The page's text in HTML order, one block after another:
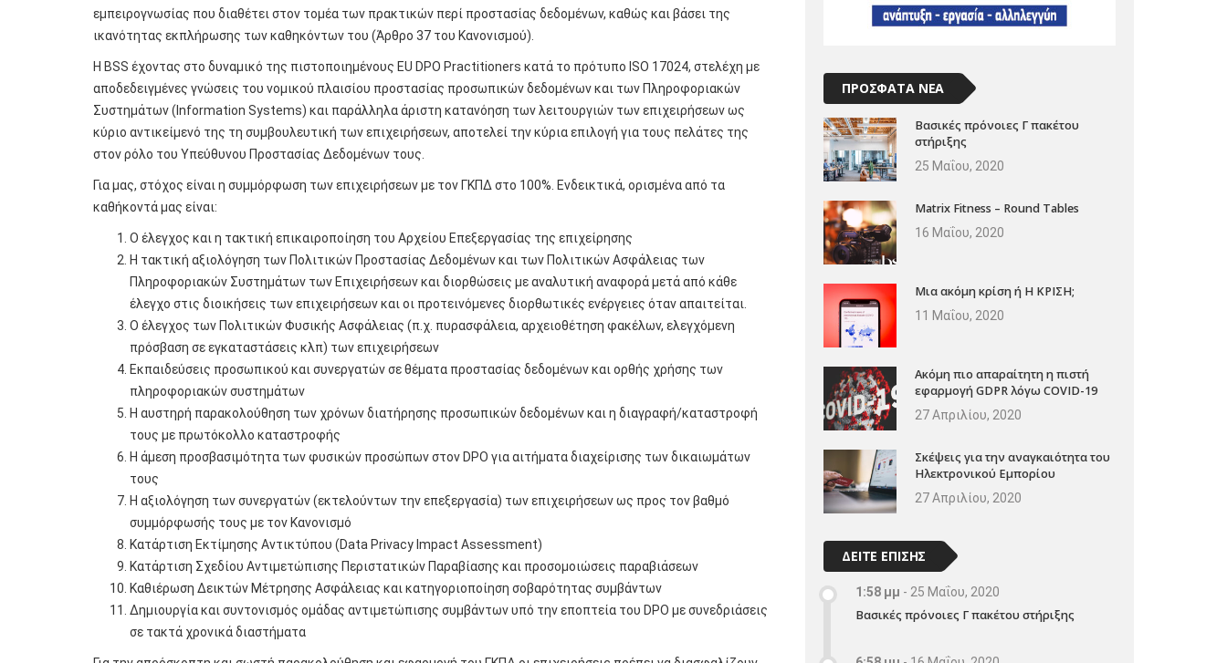
εμπειρογνωσίας που διαθέτει στον τομέα των πρακτικών περί προστασίας δεδομένων, καθώς και βάσει της
ικανότητας εκπλήρωσης των καθηκόντων του (Άρθρο 37 του Κανονισμού).
Η BSS έχοντας στο δυναμικό της πιστοποιημένους EU DPO Practitioners κατά το πρότυπο ISO 17024, στελέχη με
αποδεδειγμένες γνώσεις του νομικού πλαισίου προστασίας προσωπικών δεδομένων και των Πληροφοριακών
Συστημάτων (Information Systems) και παράλληλα άριστη κατανόηση των λειτουργιών των επιχειρήσεων ως
κύριο αντικείμενό της τη συμβουλευτική των επιχειρήσεων, αποτελεί την κύρια επιλογή για τους πελάτες της
στον ρόλο του Υπεύθυνου Προστασίας Δεδομένων τους.
Για μας, στόχος είναι η συμμόρφωση των επιχειρήσεων με τον ΓΚΠΔ στο 100%. Ενδεικτικά, ορισμένα από τα
καθήκοντά μας είναι:
Ο έλεγχος και η τακτική επικαιροποίηση του Αρχείου Επεξεργασίας της επιχείρησης
Η τακτική αξιολόγηση των Πολιτικών Προστασίας Δεδομένων και των Πολιτικών Ασφάλειας των
Πληροφοριακών Συστημάτων των Επιχειρήσεων και διορθώσεις με αναλυτική αναφορά μετά από κάθε
έλεγχο στις διοικήσεις των επιχειρήσεων και οι προτεινόμενες διορθωτικές ενέργειες όταν απαιτείται.
Ο έλεγχος των Πολιτικών Φυσικής Ασφάλειας (π.χ. πυρασφάλεια, αρχειοθέτηση φακέλων, ελεγχόμενη
πρόσβαση σε εγκαταστάσεις κλπ) των επιχειρήσεων
Εκπαιδεύσεις προσωπικού και συνεργατών σε θέματα προστασίας δεδομένων και ορθής χρήσης των
πληροφοριακών συστημάτων
Η αυστηρή παρακολούθηση των χρόνων διατήρησης προσωπικών δεδομένων και η διαγραφή/καταστροφή
τους με πρωτόκολλο καταστροφής
Η άμεση προσβασιμότητα των φυσικών προσώπων στον DPO για αιτήματα διαχείρισης των δικαιωμάτων
τους
Η αξιολόγηση των συνεργατών (εκτελούντων την επεξεργασία) των επιχειρήσεων ως προς τον βαθμό
συμμόρφωσής τους με τον Κανονισμό
Κατάρτιση Εκτίμησης Αντικτύπου (Data Privacy Impact Assessment)
Κατάρτιση Σχεδίου Αντιμετώπισης Περιστατικών Παραβίασης και προσομοιώσεις παραβιάσεων
Καθιέρωση Δεικτών Μέτρησης Ασφάλειας και κατηγοριοποίηση σοβαρότητας συμβάντων
Δημιουργία και συντονισμός ομάδας αντιμετώπισης συμβάντων υπό την εποπτεία του DPO με συνεδριάσεις
σε τακτά χρονικά διαστήματα
ΠΡΟΣΦΑΤΑ ΝΕΑ
Βασικές πρόνοιες Γ πακέτου
στήριξης
25 Μαΐου, 2020
Matrix Fitness – Round Tables
16 Μαΐου, 2020
Μια ακόμη κρίση ή Η ΚΡΙΣΗ;
11 Μαΐου, 2020
Ακόμη πιο απαραίτητη η πιστή
εφαρμογή GDPR λόγω COVID-19
27 Απριλίου, 2020
Σκέψεις για την αναγκαιότητα του
Ηλεκτρονικού Εμπορίου
27 Απριλίου, 2020
ΔΕΙΤΕ ΕΠΙΣΗΣ
1:58 μμ - 25 Μαΐου, 2020
Βασικές πρόνοιες Γ πακέτου στήριξης